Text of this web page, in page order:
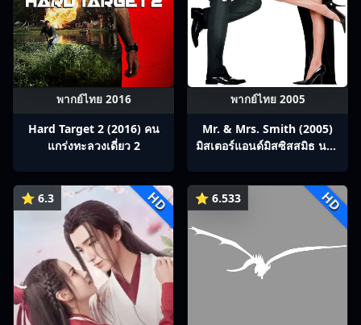
พากย์ไทย 2016
Hard Target 2 (2016) คน
แกร่งทะลวงเดี่ยว 2
พากย์ไทย 2005
Mr. & Mrs. Smith (2005)
มิสเตอร์แอนด์มิสซิสสมิธ นาย
⭐ 6.3 HD ⭐ 6.533 HD